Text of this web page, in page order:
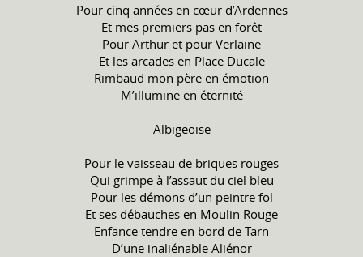
Pour cinq années en cœur d’Ardennes
Et mes premiers pas en forêt
Pour Arthur et pour Verlaine
Et les arcades en Place Ducale
Rimbaud mon père en émotion
M’illumine en éternité
Albigeoise
Pour le vaisseau de briques rouges
Qui grimpe à l’assaut du ciel bleu
Pour les démons d’un peintre fol
Et ses débauches en Moulin Rouge
Enfance tendre en bord de Tarn
D’une inaliénable Aliénor